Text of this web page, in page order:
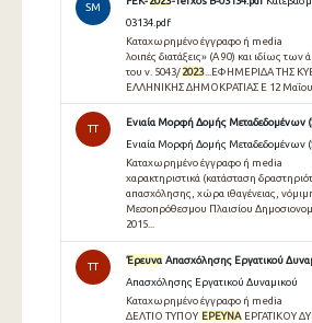
SM
03134.pdf
Καταχωρημένο έγγραφο ή media
λοιπές διατάξεις» (Α 90) και ιδίως
του ν. 5043/ 2023...ΕΦΗΜΕΡΙ∆Α ΤΗΣ
ΕΛΛΗΝΙΚΗΣ ∆ΗΜΟΚΡΑΤΙΑΣ E 12 Μαΐου...
TT
Ενιαία Μορφή Δομής Μεταδεδομένων
Ενιαία Μορφή Δομής Μεταδεδομένων
Καταχωρημένο έγγραφο ή media
χαρακτηριστικά (κατάσταση
απασχόλησης, χώρα ιθαγένειας,
Μεσοπρόθεσμου Πλαισίου
2015...
TT
Έρευνα Απασχόλησης Εργατικού
Απασχόλησης Εργατικού Δυναμικού
Καταχωρημένο έγγραφο ή media
∆ΕΛΤΙΟ ΤΥΠΟΥ ΕΡΕΥΝΑΕΡΓΑΤΙΚΟΥ